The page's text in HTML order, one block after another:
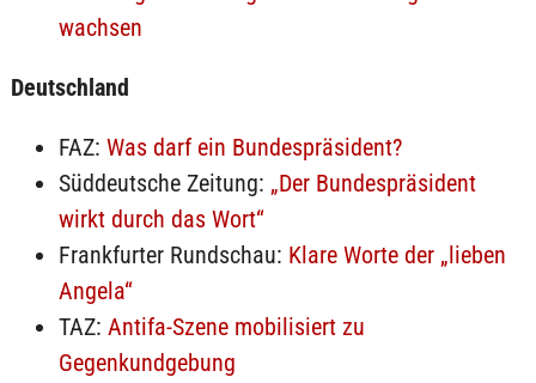
wachsen
Deutschland
FAZ: Was darf ein Bundespräsident?
Süddeutsche Zeitung: „Der Bundespräsident
wirkt durch das Wort“
Frankfurter Rundschau: Klare Worte der „lieben
Angela“
TAZ: Antifa-Szene mobilisiert zu
Gegenkundgebung